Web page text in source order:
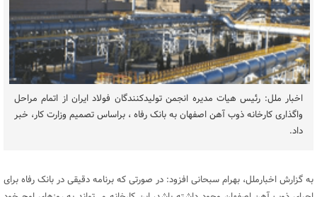
اخبار ملل: رئیس هیات مدیره انجمن تولیدکنندگان فولاد ایران از اتمام مراحل
واگذاری کارخانه ذوب آهن اصفهان به بانک رفاه ، براساس تصمیم وزارت کار، خبر
داد.
به گزارش اخبارملل، بهرام سبحانی افزود: در صورتی که برنامه دقیقی در بانک رفاه برای